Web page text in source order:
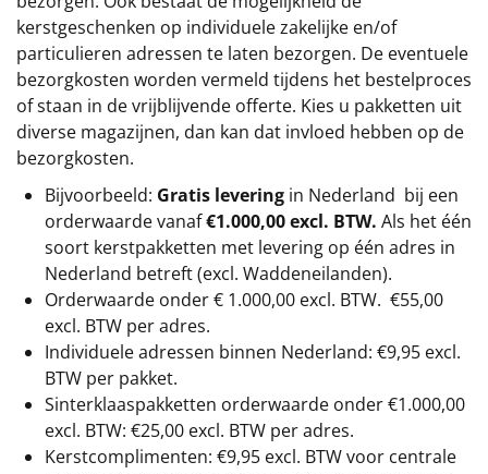
kerstgeschenken op individuele zakelijke en/of
particulieren adressen te laten bezorgen. De eventuele
bezorgkosten worden vermeld tijdens het bestelproces
of staan in de vrijblijvende offerte. Kies u pakketten uit
diverse magazijnen, dan kan dat invloed hebben op de
bezorgkosten.
Bijvoorbeeld: Gratis levering in Nederland bij een
orderwaarde vanaf€1.000,00 excl. BTW. Als het één
soort kerstpakketten met levering op één adres in
Nederland betreft (excl. Waddeneilanden).
Orderwaarde onder € 1.000,00 excl. BTW. €55,00
excl. BTW per adres.
Individuele adressen binnen Nederland: €9,95 excl.
BTW per pakket.
Sinterklaaspakketten orderwaarde onder €1.000,00
excl. BTW: €25,00 excl. BTW per adres.
Kerstcomplimenten: €9,95 excl. BTW voor centrale